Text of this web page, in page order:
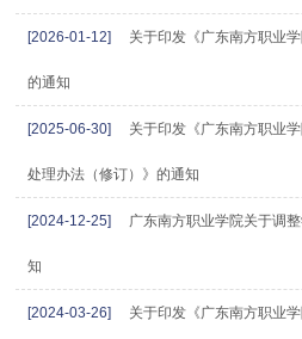
[2026-01-12] 关于印发《广东南方职业
的通知
[2025-06-30] 关于印发《广东南方职业
处理办法（修订）》的通知
[2024-12-25] 广东南方职业学院关于调
知
[2024-03-26] 关于印发《广东南方职业